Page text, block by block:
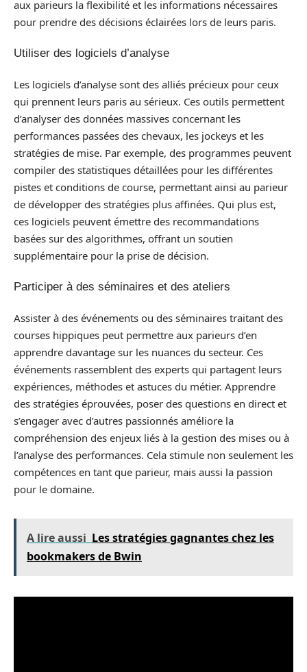
aux parieurs la flexibilité et les informations nécessaires
pour prendre des décisions éclairées lors de leurs paris.
Utiliser des logiciels d’analyse
Les logiciels d’analyse sont des alliés précieux pour ceux
qui prennent leurs paris au sérieux. Ces outils permettent
d’analyser des données massives concernant les
performances passées des chevaux, les jockeys et les
stratégies de mise. Par exemple, des programmes peuvent
compiler des statistiques détaillées pour les différentes
pistes et conditions de course, permettant ainsi au parieur
de développer des stratégies plus affinées. Qui plus est,
ces logiciels peuvent émettre des recommandations
basées sur des algorithmes, offrant un soutien
supplémentaire pour la prise de décision.
Participer à des séminaires et des ateliers
Assister à des événements ou des séminaires traitant des
courses hippiques peut permettre aux parieurs d’en
apprendre davantage sur les nuances du secteur. Ces
événements rassemblent des experts qui partagent leurs
expériences, méthodes et astuces du métier. Apprendre
des stratégies éprouvées, poser des questions en direct et
s’engager avec d’autres passionnés améliore la
compréhension des enjeux liés à la gestion des mises ou à
l’analyse des performances. Cela stimule non seulement les
compétences en tant que parieur, mais aussi la passion
pour le domaine.
A lire aussi Les stratégies gagnantes chez les
bookmakers de Bwin